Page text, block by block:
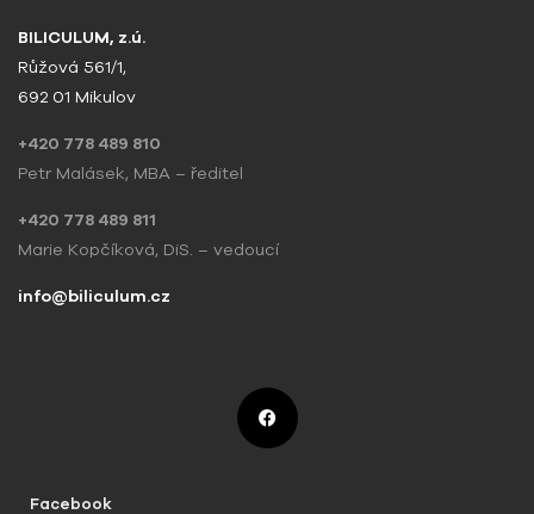
BILICULUM, z.ú.
Růžová 561/1,
692 01 Mikulov
+420 778 489 810
Petr Malásek, MBA – ředitel
+420 778 489 811
Marie Kopčíková, DiS. – vedoucí
info@biliculum.cz
Facebook